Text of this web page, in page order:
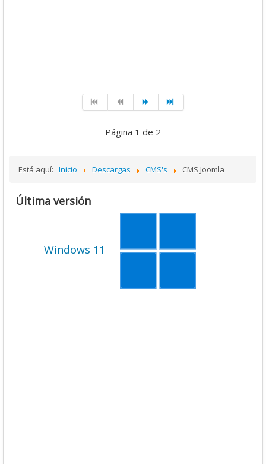
Página 1 de 2
Está aquí: Inicio Descargas CMS's CMS Joomla
Última versión
Windows 11